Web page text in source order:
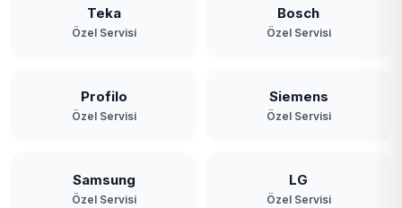
Teka
Özel Servisi
Bosch
Özel Servisi
Profilo
Özel Servisi
Siemens
Özel Servisi
Samsung
Özel Servisi
LG
Özel Servisi